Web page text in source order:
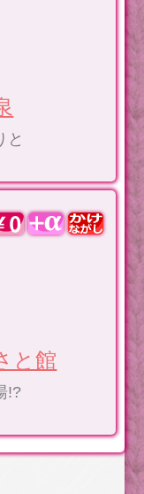
と
と館
!?